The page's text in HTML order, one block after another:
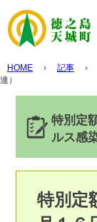
HOME › 記事 ›
連）
特別定
ルス感
特別定